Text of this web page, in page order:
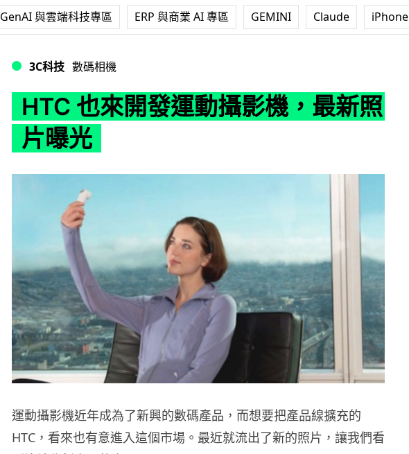
GenAI 與雲端科技專區 ERP 與商業 AI 專區 GEMINI Claude
3C科技 數碼相機
HTC 也來開發運動攝影機，最新照
片曝光
運動攝影機近年成為了新興的數碼產品，而想要把產品線擴充的
HTC，看來也有意進入這個市場。最近就流出了新的照片，讓我們看